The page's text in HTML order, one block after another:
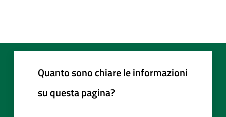
Quanto sono chiare le informazioni
su questa pagina?